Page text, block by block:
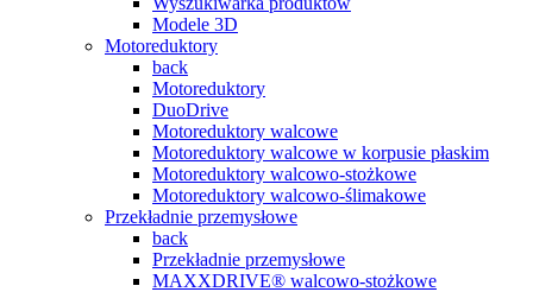
Modele 3D
Motoreduktory
back
Motoreduktory
DuoDrive
Motoreduktory walcowe
Motoreduktory walcowe w korpusie płaskim
Motoreduktory walcowo-stożkowe
Motoreduktory walcowo-ślimakowe
Przekładnie przemysłowe
back
Przekładnie przemysłowe
MAXXDRIVE® walcowo-stożkowe